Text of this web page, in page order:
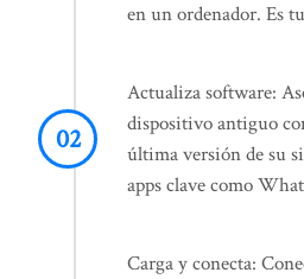
en un ordenador. Es
Actualiza software:
dispositivo antiguo
última versión de su
apps clave como
Carga y conecta: